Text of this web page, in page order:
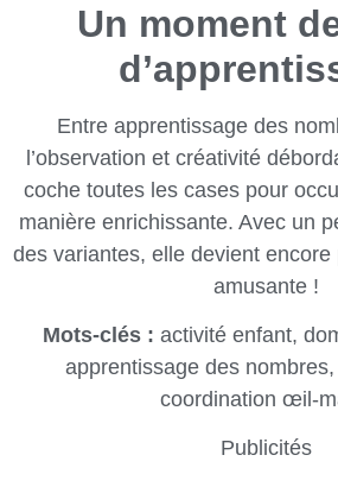
Un moment
Entre apprentissage des
l’observation et créativité
coche toutes les cases pour
manière enrichissante. Avec un
des variantes, elle devient
amusante !
Mots-clés : activité enfant,
apprentissage des
coordination œil-
Publicités